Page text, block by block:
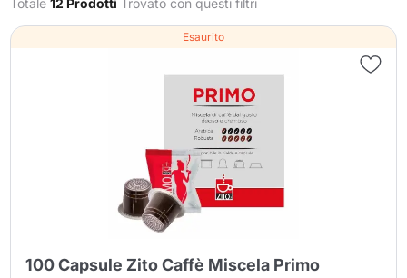
Totale12 Prodotti Trovato con questi filtri
Esaurito
100 Capsule Zito Caffè Miscela Primo
Invia